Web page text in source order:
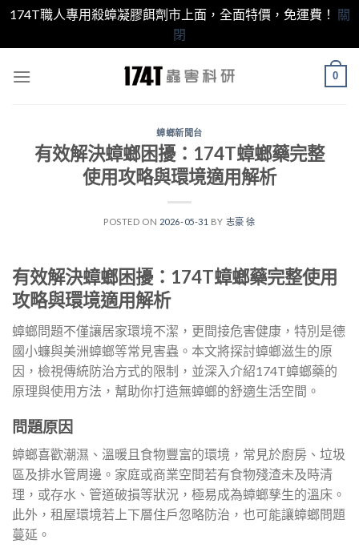
174T職人專用殺蟑凝膠餌劑市上面，全面特價，免運費！ 關
閉
0
蟑螂新聞台
有效解決蟑螂困擾：174T蟑螂藥完整
使用攻略與環境適用解析
POSTED ON 2026-05-31 BY 志豪 徐
有效解決蟑螂困擾：174T蟑螂藥完整使用
攻略與環境適用解析
蟑螂問題不僅讓居家環境不潔，更間接危害健康，特別是德
國小蠊與美洲蟑螂等常見害蟲。本文將探討蟑螂滋生的原
因，檢視傳統防治方式的限制，並深入介紹174T蟑螂藥的
原理與使用方法，幫助你打造無蟑螂的舒適生活空間。
問題原因
蟑螂喜歡潮濕、溫暖且食物豐富的環境，常見於廚房、垃圾
區及排水管周邊。家庭或商業空間若有食物殘渣未及時清
理，或存水、管道破損等狀況，極易成為蟑螂孳生的溫床。
此外，租屋環境若上下層住戶忽略防治，也可能讓蟑螂問題
蔓延。